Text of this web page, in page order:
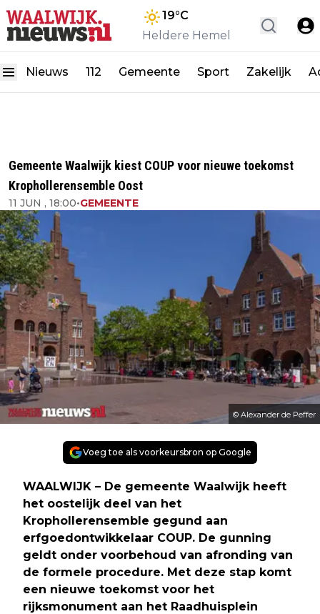
19°C
Heldere Hemel
Nieuws 112 Gemeente Sport Zakelijk
Gemeente Waalwijk kiest COUP voor nieuwe toekomst
Krophollerensemble Oost
11 JUN , 18:00•GEMEENTE
© Alexander de Peffer
Voeg toe als voorkeursbron op Google
WAALWIJK – De gemeente Waalwijk heeft
het oostelijk deel van het
Krophollerensemble gegund aan
erfgoedontwikkelaar COUP. De gunning
geldt onder voorbehoud van afronding van
de formele procedure. Met deze stap komt
een nieuwe toekomst voor het
rijksmonument aan het Raadhuisplein